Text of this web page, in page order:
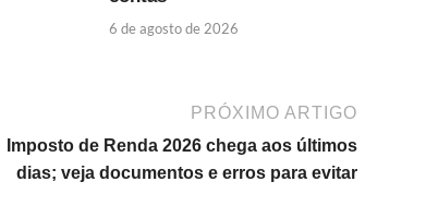
6 de agosto de 2026
PRÓXIMO ARTIGO
Imposto de Renda 2026 chega aos últimos
dias; veja documentos e erros para evitar